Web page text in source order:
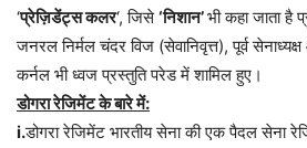
‘प्रेज़िडेंट्स कलर‘, जिसे‘निशान’भी कहा जाता है
जनरल निर्मल चंदर विज (सेवानिवृत्त), पूर्व
कर्नल भी ध्वज प्रस्तुति परेड में शामिल हुए।
डोगरा रेजिमेंट के बारे में:
i.डोगरा रेजिमेंट भारतीय सेना की एक पैदल सेना